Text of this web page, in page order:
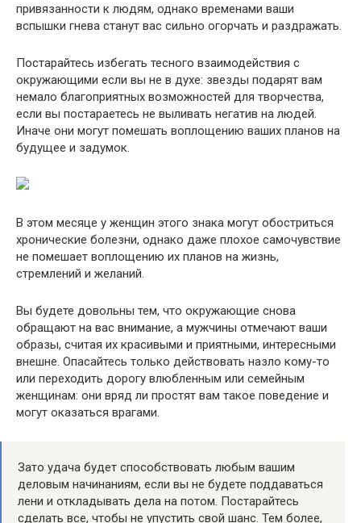
привязанности к людям, однако временами ваши
вспышки гнева станут вас сильно огорчать и раздражать.
Постарайтесь избегать тесного взаимодействия с
окружающими если вы не в духе: звезды подарят вам
немало благоприятных возможностей для творчества,
если вы постараетесь не выливать негатив на людей.
Иначе они могут помешать воплощению ваших планов на
будущее и задумок.
В этом месяце у женщин этого знака могут обостриться
хронические болезни, однако даже плохое самочувствие
не помешает воплощению их планов на жизнь,
стремлений и желаний.
Вы будете довольны тем, что окружающие снова
обращают на вас внимание, а мужчины отмечают ваши
образы, считая их красивыми и приятными, интересными
внешне. Опасайтесь только действовать назло кому-то
или переходить дорогу влюбленным или семейным
женщинам: они вряд ли простят вам такое поведение и
могут оказаться врагами.
Зато удача будет способствовать любым вашим
деловым начинаниям, если вы не будете поддаваться
лени и откладывать дела на потом. Постарайтесь
сделать все, чтобы не упустить свой шанс. Тем более,